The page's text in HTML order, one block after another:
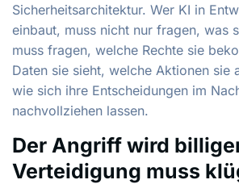
Sicherheitsarchitektur. Wer KI in
einbaut, muss nicht nur fragen, was
muss fragen, welche Rechte sie
Daten sie sieht, welche Aktionen sie
wie sich ihre Entscheidungen im
nachvollziehen lassen.
Der Angriff wird
Verteidigung muss